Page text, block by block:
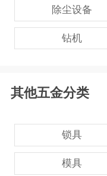
除尘设备
钻机
其他五金分类
锁具
模具